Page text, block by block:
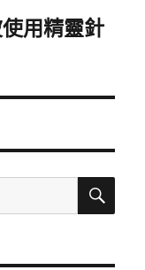
用精靈針
搜